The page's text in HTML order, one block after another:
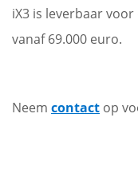
iX3 is leverbaar
vanaf 69.000 euro.
Neem contact op